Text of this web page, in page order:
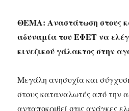
ΘΕΜΑ: Αναστάτωση στους
αδυναμία του ΕΦΕΤ να
κινεζικού γάλακτος στην
Μεγάλη ανησυχία και
στους καταναλωτές από την
ανταποκριθεί στις ανάγκες